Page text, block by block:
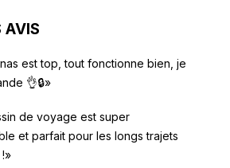
AVIS
est top, tout fonctionne bien, je
👌🔒»
de voyage est super
et parfait pour les longs trajets